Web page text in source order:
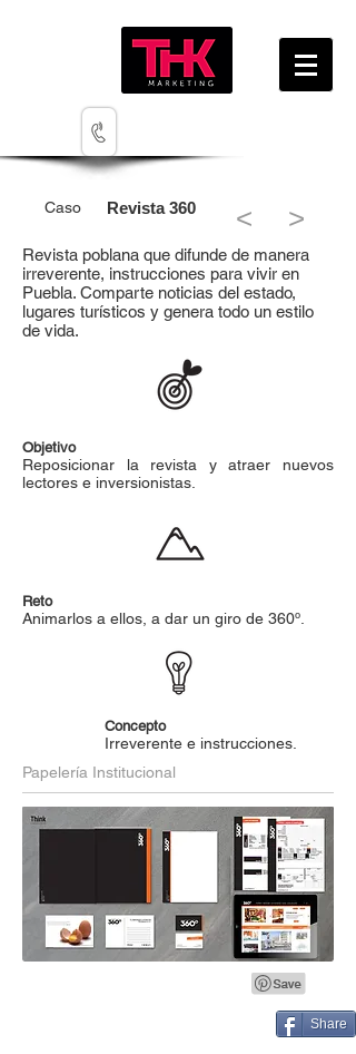
Caso Revista 360 < >
Revista poblana que difunde de manera
irreverente, instrucciones para vivir en
Puebla. Comparte noticias del estado,
lugares turísticos y genera todo un estilo
de vida.
Objetivo
Reposicionar la revista y atraer nuevos
lectores e inversionistas.
Reto
Animarlos a ellos, a dar un giro de 360º.
Concepto
Irreverente e instrucciones.
Papelería Institucional
Share